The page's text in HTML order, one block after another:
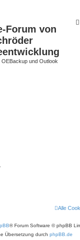
Forum von
und Outlook
Alle
® Forum Software © phpBB
Übersetzung durch phpBB.de